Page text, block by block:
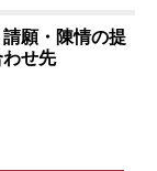
願・陳情の提
せ先